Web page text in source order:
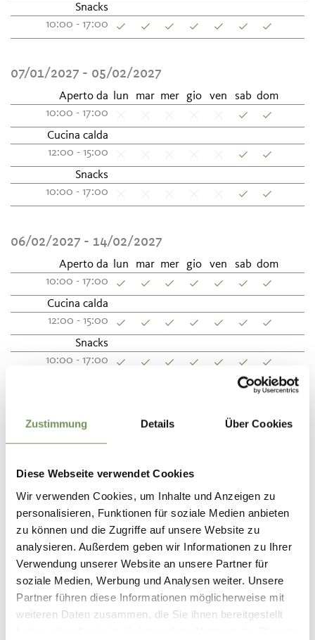
Zustimmung Details Über Cookies
Diese Webseite verwendet Cookies
Wir verwenden Cookies, um Inhalte und Anzeigen zu
personalisieren, Funktionen für soziale Medien anbieten
zu können und die Zugriffe auf unsere Website zu
analysieren. Außerdem geben wir Informationen zu Ihrer
Verwendung unserer Website an unsere Partner für
soziale Medien, Werbung und Analysen weiter. Unsere
Partner führen diese Informationen möglicherweise mit
weiteren Daten zusammen, die Sie ihnen bereitgestellt
Snacks
10:00 - 17:00
07/01/2027 - 05/02/2027
Aperto da lun mar mer gio ven sab dom
10:00 - 17:00
Cucina calda
12:00 - 15:00
Snacks
10:00 - 17:00
06/02/2027 - 14/02/2027
Aperto da lun mar mer gio ven sab dom
10:00 - 17:00
Cucina calda
12:00 - 15:00
Snacks
10:00 - 17:00
Posto di ristoro
Malga
Carta di credito
Parco giochi
Cucina aperta
Specialità altoatesine
Prodotti di produzione
propria
Contatto
Malga Ulfaseralm